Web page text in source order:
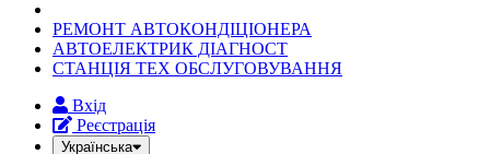
РЕМОНТ АВТОКОНДІЦІОНЕРА
АВТОЕЛЕКТРИК ДІАГНОСТ
СТАНЦІЯ ТЕХ ОБСЛУГОВУВАННЯ
Вхід
Реєстрація
Українська